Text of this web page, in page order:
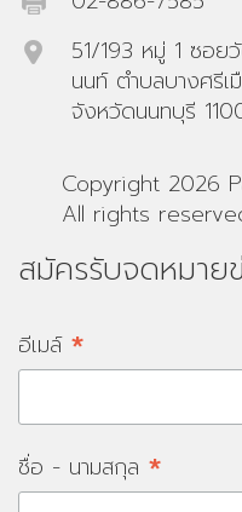
51/193 หมู่ 1 ซอย
นนท์ ตำบลบางศรีเ
จังหวัดนนทบุรี
Copyright 2026
All rights
สมัครรับจดหมาย
อีเมล์ *
ชื่อ - นามสกุล *